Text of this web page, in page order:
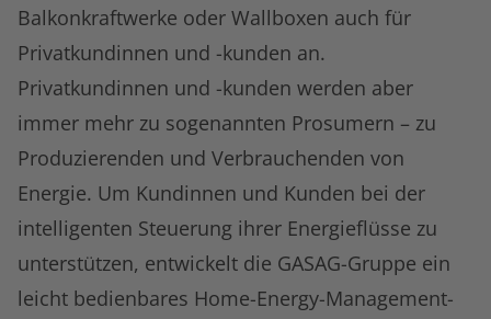
Balkonkraftwerke oder Wallboxen auch für
Privatkundinnen und -kunden an.
Privatkundinnen und -kunden werden aber
immer mehr zu sogenannten Prosumern – zu
Produzierenden und Verbrauchenden von
Energie. Um Kundinnen und Kunden bei der
intelligenten Steuerung ihrer Energieflüsse zu
unterstützen, entwickelt die GASAG-Gruppe ein
leicht bedienbares Home-Energy-Management-